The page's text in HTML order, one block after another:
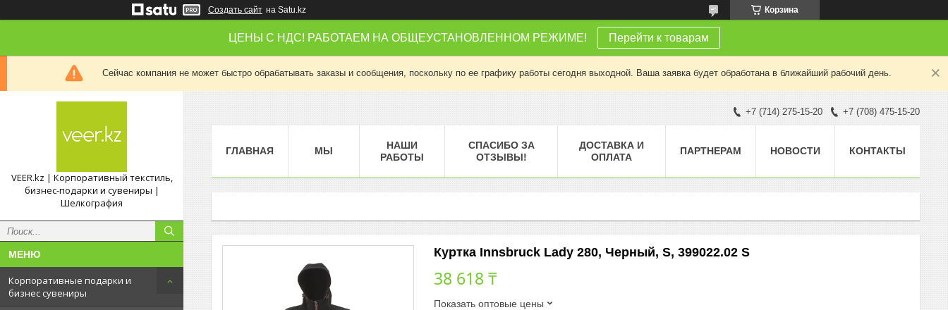
Создать сайт на Satu.kz Корзина
ЦЕНЫ С НДС! РАБОТАЕМ НА ОБЩЕУСТАНОВЛЕННОМ РЕЖИМЕ! Перейти к товарам
Сейчас компания не может быстро обрабатывать заказы и сообщения, поскольку по ее графику работы сегодня выходной. Ваша заявка будет обработана в ближайший рабочий день.
VEER.kz | Корпоративный текстиль,
бизнес-подарки и сувениры |
Шелкография
Корпоративные подарки и
бизнес сувениры
+7 (714) 275-15-20 +7 (708) 475-15-20
ГЛАВНАЯ МЫ
НАШИ
РАБОТЫ
СПАСИБО ЗА
ОТЗЫВЫ!
ДОСТАВКА И
ОПЛАТА
ПАРТНЕРАМ НОВОСТИ КОНТАКТЫ
Куртка Innsbruck Lady 280, Черный, S, 399022.02 S
38 618 ₸
Показать оптовые цены